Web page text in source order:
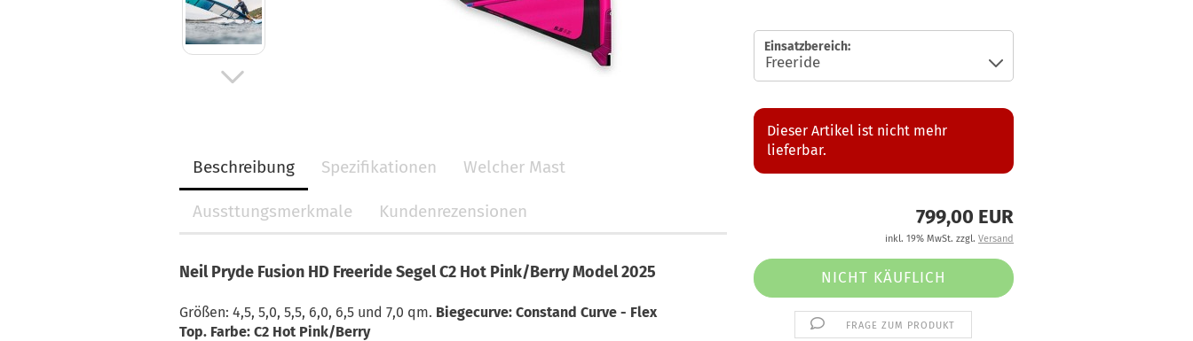
Einsatzbereich:
Dieser Artikel ist nicht mehr
lieferbar.
799,00 EUR
inkl. 19% MwSt. zzgl. Versand
FRAGE ZUM PRODUKT
Beschreibung Spezifikationen Welcher Mast
Aussttungsmerkmale Kundenrezensionen
Neil Pryde Fusion HD Freeride Segel C2 Hot Pink/Berry Model 2025
Größen: 4,5, 5,0, 5,5, 6,0, 6,5 und 7,0 qm. Biegecurve: Constand Curve - Flex
Top. Farbe: C2 Hot Pink/Berry